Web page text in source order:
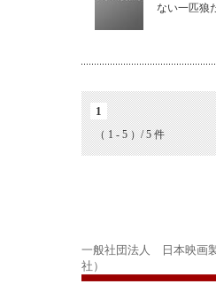
ない一匹狼
1
（ 1 - 5 ）/ 5 件
一般社団法人 日本映画
社）